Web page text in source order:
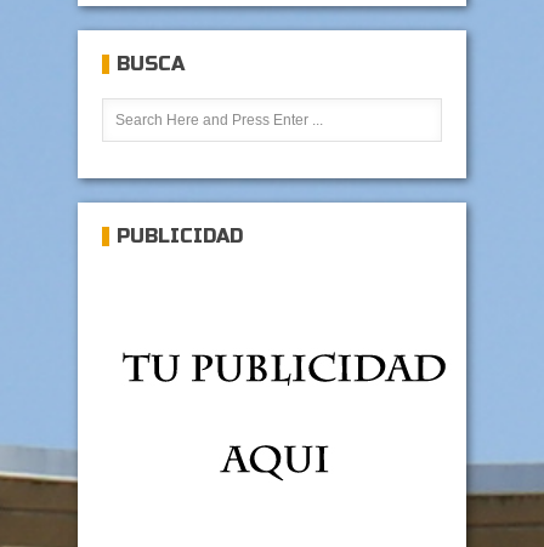
BUSCA
PUBLICIDAD